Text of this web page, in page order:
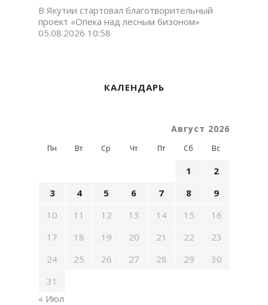
В Якутии стартовал благотворительный
проект «Опека над лесным бизоном»
05.08.2026 10:58
КАЛЕНДАРЬ
Август 2026
Пн Вт Ср Чт Пт Сб Вс
1
2
3
4 5 6 7 8
9
10
11 12 13 14 15
16
17
18 19 20 21 22
23
24
25 26 27 28 29
30
31
« Июл